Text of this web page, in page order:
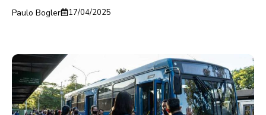
Paulo Bogler 17/04/2025